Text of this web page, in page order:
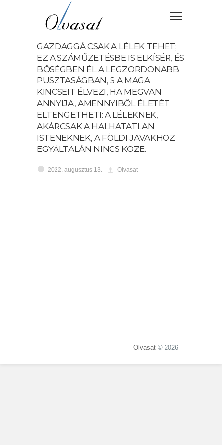
GAZDAGGÁ CSAK A LÉLEK TEHET;
EZ A SZÁMŰZETÉSBE IS ELKÍSÉR, ÉS
BŐSÉGBEN ÉL A LEGZORDONABB
PUSZTASÁGBAN, S A MAGA
KINCSEIT ÉLVEZI, HA MEGVAN
ANNYIJA, AMENNYIBŐL ÉLETÉT
ELTENGETHETI: A LÉLEKNEK,
AKÁRCSAK A HALHATATLAN
ISTENEKNEK, A FÖLDI JAVAKHOZ
EGYÁLTALÁN NINCS KÖZE.
2022. augusztus 13. Olvasat
Olvasat © 2026